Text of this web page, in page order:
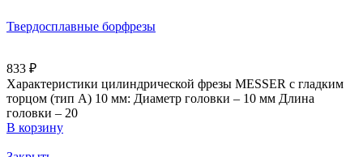
Твердосплавные борфрезы
833 ₽
Характеристики цилиндрической фрезы MESSER с гладким
торцом (тип А) 10 мм: Диаметр головки – 10 мм Длина
головки – 20
В корзину